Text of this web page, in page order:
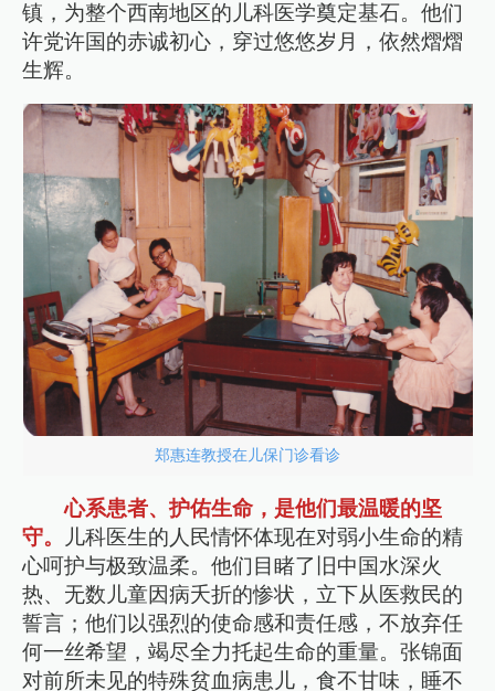
镇，为整个西南地区的儿科医学奠定基石。他们
许党许国的赤诚初心，穿过悠悠岁月，依然熠熠
生辉。
郑惠连教授在儿保门诊看诊
心系患者、护佑生命，是他们最温暖的坚
守。
儿科医生的人民情怀体现在对弱小生命的精
心呵护与极致温柔。他们目睹了旧中国水深火
热、无数儿童因病夭折的惨状，立下从医救民的
誓言；他们以强烈的使命感和责任感，不放弃任
何一丝希望，竭尽全力托起生命的重量。张锦面
对前所未见的特殊贫血病患儿，食不甘味，睡不